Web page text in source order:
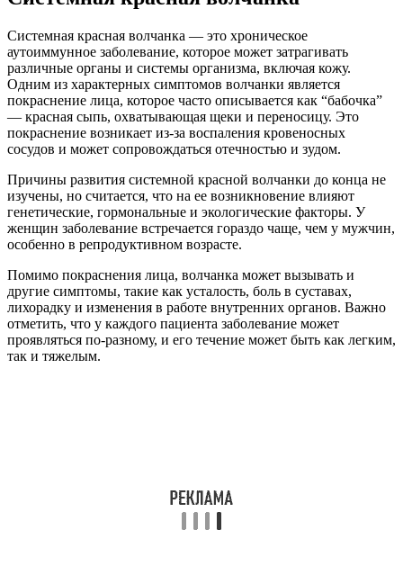
Системная красная волчанка — это хроническое
аутоиммунное заболевание, которое может затрагивать
различные органы и системы организма, включая кожу.
Одним из характерных симптомов волчанки является
покраснение лица, которое часто описывается как “бабочка”
— красная сыпь, охватывающая щеки и переносицу. Это
покраснение возникает из-за воспаления кровеносных
сосудов и может сопровождаться отечностью и зудом.
Причины развития системной красной волчанки до конца не
изучены, но считается, что на ее возникновение влияют
генетические, гормональные и экологические факторы. У
женщин заболевание встречается гораздо чаще, чем у мужчин,
особенно в репродуктивном возрасте.
Помимо покраснения лица, волчанка может вызывать и
другие симптомы, такие как усталость, боль в суставах,
лихорадку и изменения в работе внутренних органов. Важно
отметить, что у каждого пациента заболевание может
проявляться по-разному, и его течение может быть как легким,
так и тяжелым.